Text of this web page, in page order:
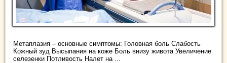
Метаплазия – основные симптомы: Головная боль Слабость
Кожный зуд Высыпания на коже Боль внизу живота Увеличение
селезенки Потливость Налет на ...